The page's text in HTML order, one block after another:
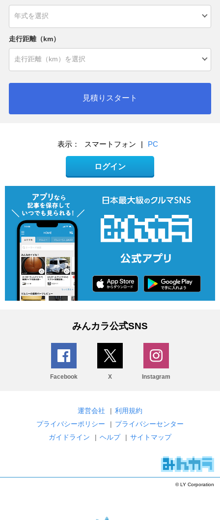
走行距離（km）
見積りスタート
表示： スマートフォン | PC
ログイン
みんカラ公式SNS
Facebook X Instagram
運営会社 | 利用規約
プライバシーポリシー
| プライバシーセンター
ガイドライン
| ヘルプ | サイトマップ
© LY Corporation